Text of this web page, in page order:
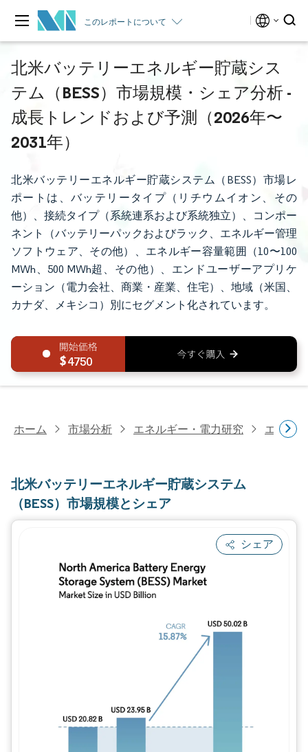
このレポートについて
北米バッテリーエネルギー貯蔵シス
テム（BESS）市場規模・シェア分析 -
成長トレンドおよび予測（2026年〜
2031年）
北米バッテリーエネルギー貯蔵システム（BESS）市場レ
ポートは、バッテリータイプ（リチウムイオン、その
他）、接続タイプ（系統連系および系統独立）、コンポー
ネント（バッテリーパックおよびラック、エネルギー管理
ソフトウェア、その他）、エネルギー容量範囲（10〜100
MWh、500 MWh超、その他）、エンドユーザーアプリケ
ーション（電力会社、商業・産業、住宅）、地域（米国、
カナダ、メキシコ）別にセグメント化されています。
4750
ホーム 市場分析 エネルギー・電力研究 エネル
北米バッテリーエネルギー貯蔵システム
（BESS）市場規模とシェア
シェア
画像 © Mordor Intelligence。再利用には